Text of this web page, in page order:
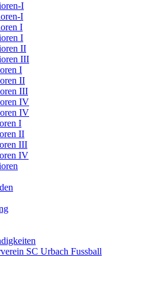
I
I
I
I
II
III
I
II
III
IV
IV
I
II
III
IV
SC Urbach Fussball